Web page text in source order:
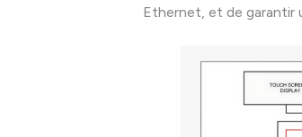
Ethernet, et de garantir